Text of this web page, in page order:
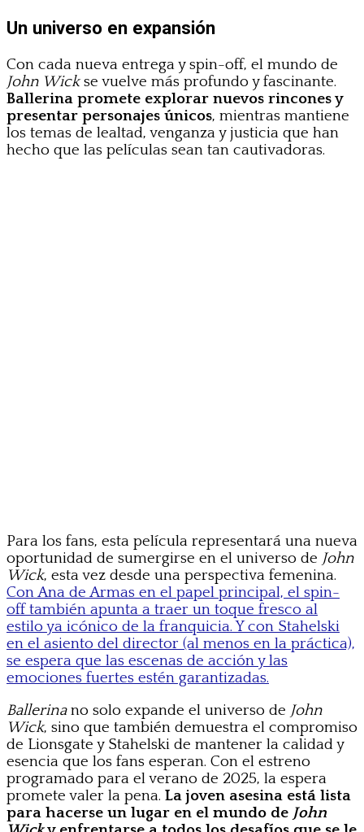
Un universo en expansión
Con cada nueva entrega y spin-off, el mundo de
John Wickse vuelve más profundo y fascinante.
Ballerina promete explorar nuevos rincones y
presentar personajes únicos, mientras mantiene
los temas de lealtad, venganza y justicia que han
hecho que las películas sean tan cautivadoras.
Para los fans, esta película representará una nueva
oportunidad de sumergirse en el universo de John
Wick, esta vez desde una perspectiva femenina.
Con Ana de Armas en el papel principal, el spin-
off también apunta a traer un toque fresco al
estilo ya icónico de la franquicia. Y con Stahelski
en el asiento del director (al menos en la práctica),
se espera que las escenas de acción y las
emociones fuertes estén garantizadas.
Ballerinano solo expande el universo de John
Wick, sino que también demuestra el compromiso
de Lionsgate y Stahelski de mantener la calidad y
esencia que los fans esperan. Con el estreno
programado para el verano de 2025, la espera
promete valer la pena. La joven asesina está lista
para hacerse un lugar en el mundo de John